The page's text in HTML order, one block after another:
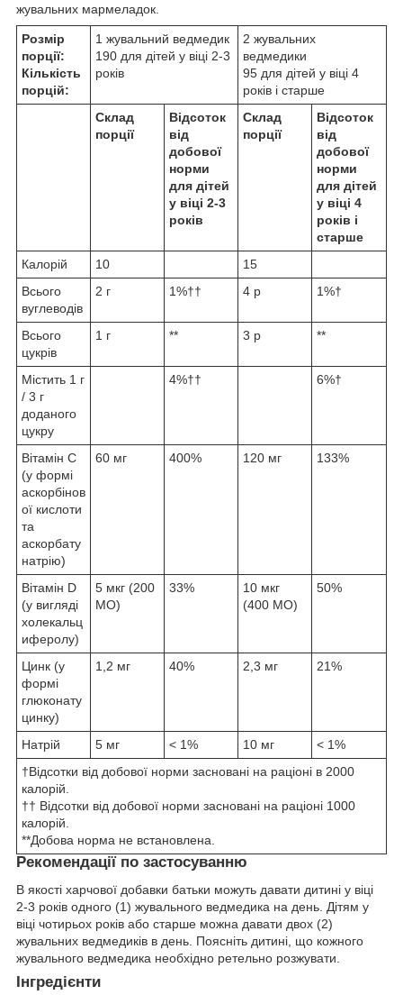
жувальних мармеладок.
Розмір
порції:
Кількість
порцій:
1 жувальний ведмедик
190 для дітей у віці 2-3
років
2 жувальних
ведмедики
95 для дітей у віці 4
років і старше
Склад
порції
Відсоток
від
добової
норми
для дітей
у віці 2-3
років
Склад
порції
Відсоток
від
добової
норми
для дітей
у віці 4
років і
старше
Калорій
10
15
Всього
вуглеводів
2 г 1%†† 4 р 1%†
Всього
цукрів
1 г ** 3 р **
Містить 1 г
/ 3 г
доданого
цукру
4%†† 6%†
Вітамін С
(у формі
аскорбінов
ої кислоти
та
аскорбату
натрію)
60 мг 400% 120 мг 133%
Вітамін D
(у вигляді
холекальц
иферолу)
5 мкг (200
МО)
33%
10 мкг
(400 МО)
50%
Цинк (у
формі
глюконату
цинку)
1,2 мг 40% 2,3 мг 21%
Натрій 5 мг < 1% 10 мг
< 1%
†Відсотки від добової норми засновані на раціоні в 2000
калорій.
†† Відсотки від добової норми засновані на раціоні 1000
калорій.
**Добова норма не встановлена.
Рекомендації по застосуванню
В якості харчової добавки батьки можуть давати дитині у віці
2-3 років одного (1) жувального ведмедика на день. Дітям у
віці чотирьох років або старше можна давати двох (2)
жувальних ведмедиків в день. Поясніть дитині, що кожного
жувального ведмедика необхідно ретельно розжувати.
Інгредієнти